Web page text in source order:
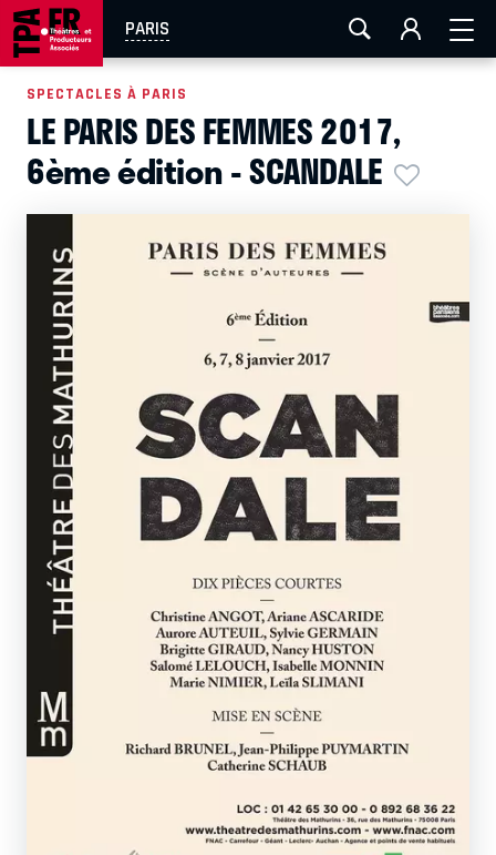
PARIS
AIX-MARSEILLE LA ROCHELLE
EN TOURNÉE
SPECTACLES À PARIS
LE PARIS DES FEMMES 2017,
6ème édition - SCANDALE